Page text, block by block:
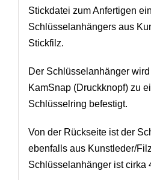
Stickdatei zum Anfertigen
Schlüsselanhängers aus
Stickfilz.
Der Schlüsselanhänger
KamSnap (Druckknopf) zu
Schlüsselring befestigt.
Von der Rückseite ist der
ebenfalls aus Kunstleder/
Schlüsselanhänger ist cirka